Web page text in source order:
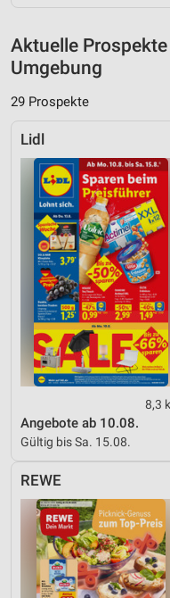
Aktuelle
Umgebung
29 Prospekte
Lidl
8,3
Angebote ab 10.08.
Gültig bis Sa. 15.08.
REWE